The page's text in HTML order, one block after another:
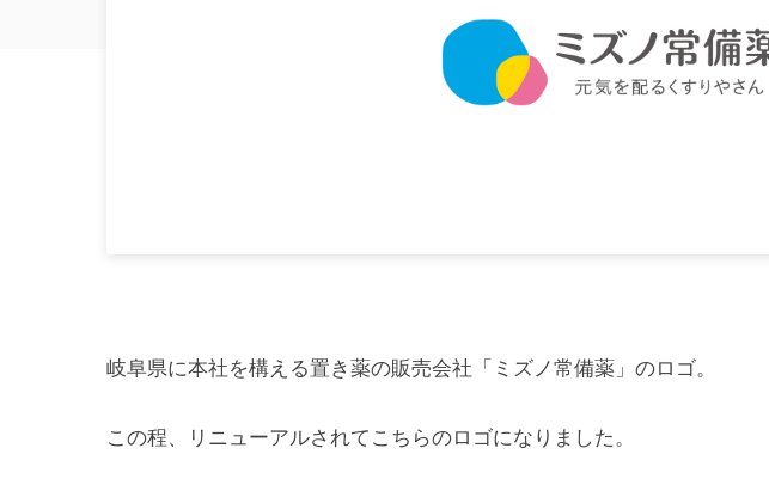
岐阜県に本社を構える置き薬の販売会社「ミズノ常備薬」のロゴ。
この程、リニューアルされてこちらのロゴになりました。